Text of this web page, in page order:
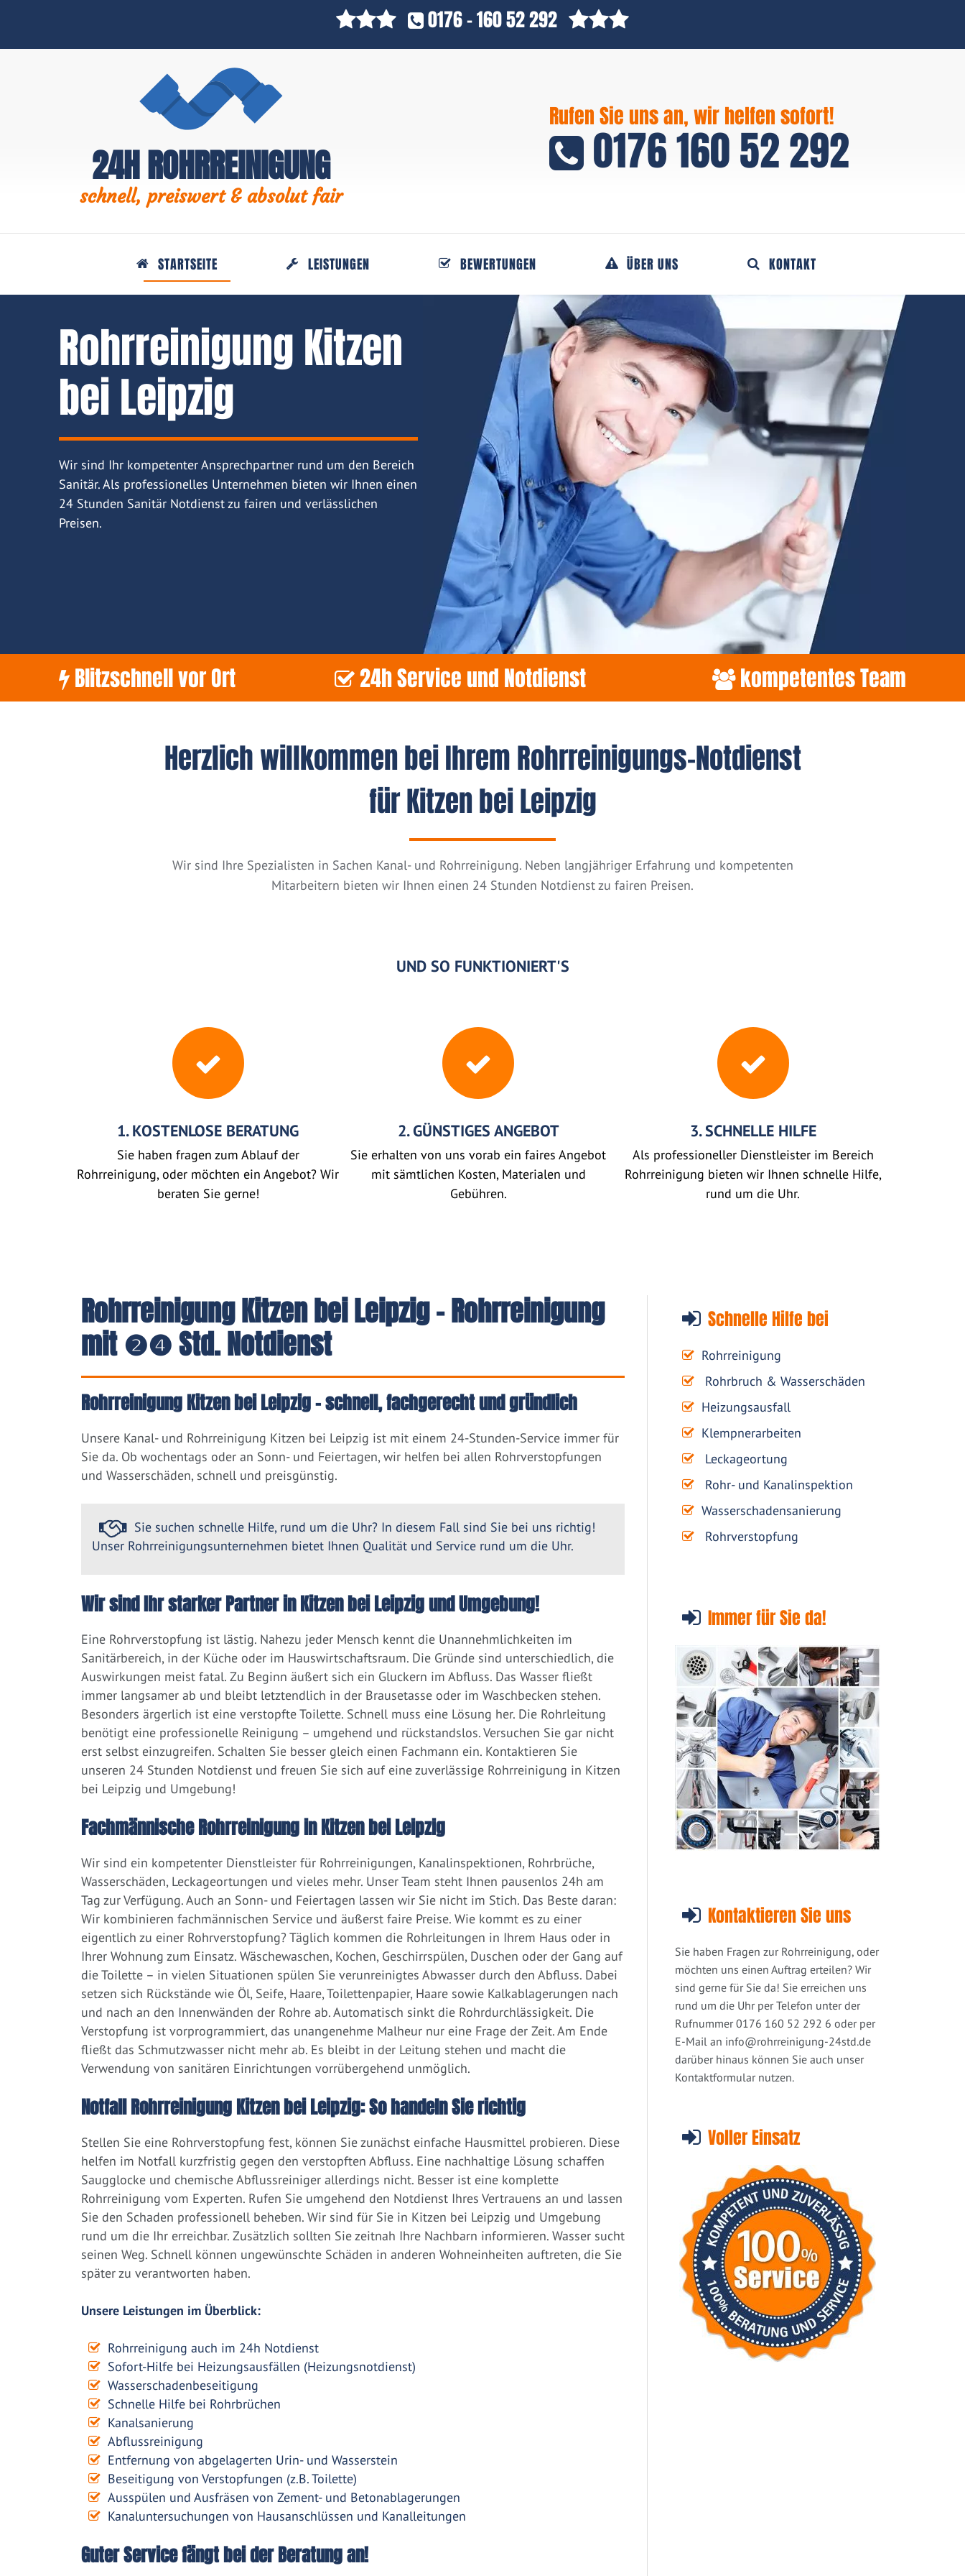
0176 - 160 52 292
Rufen Sie uns an, wir helfen sofort!
0176 160 52 292
24H ROHRREINIGUNG
schnell, preiswert & absolut fair
STARTSEITE LEISTUNGEN BEWERTUNGEN ÜBER UNS KONTAKT
Rohrreinigung Kitzen
bei Leipzig
Wir sind Ihr kompetenter Ansprechpartner rund um den Bereich
Sanitär. Als professionelles Unternehmen bieten wir Ihnen einen
24 Stunden Sanitär Notdienst zu fairen und verlässlichen
Preisen.
Blitzschnell vor Ort 24h Service und Notdienst kompetentes Team
Herzlich willkommen bei Ihrem Rohrreinigungs-Notdienst
für Kitzen bei Leipzig
Wir sind Ihre Spezialisten in Sachen Kanal- und Rohrreinigung. Neben langjähriger Erfahrung und kompetenten
Mitarbeitern bieten wir Ihnen einen 24 Stunden Notdienst zu fairen Preisen.
UND SO FUNKTIONIERT'S
1. KOSTENLOSE BERATUNG
Sie haben fragen zum Ablauf der
Rohrreinigung, oder möchten ein Angebot? Wir
beraten Sie gerne!
2. GÜNSTIGES ANGEBOT
Sie erhalten von uns vorab ein faires Angebot
mit sämtlichen Kosten, Materialen und
Gebühren.
3. SCHNELLE HILFE
Als professioneller Dienstleister im Bereich
Rohrreinigung bieten wir Ihnen schnelle Hilfe,
rund um die Uhr.
Schnelle Hilfe bei
Rohrreinigung
Rohrbruch & Wasserschäden
Heizungsausfall
Klempnerarbeiten
Leckageortung
Rohr- und Kanalinspektion
Wasserschadensanierung
Rohrverstopfung
Immer für Sie da!
Kontaktieren Sie uns
Sie haben Fragen zur Rohrreinigung, oder
möchten uns einen Auftrag erteilen? Wir
sind gerne für Sie da! Sie erreichen uns
rund um die Uhr per Telefon unter der
Rufnummer 0176 160 52 292 6 oder per
E-Mail an info@rohrreinigung-24std.de
darüber hinaus können Sie auch unser
Kontaktformular nutzen.
Rohrreinigung Kitzen bei Leipzig - Rohrreinigung
mit ❷❹ Std. Notdienst
Rohrreinigung Kitzen bei Leipzig – schnell, fachgerecht und gründlich
Unsere Kanal- und Rohrreinigung Kitzen bei Leipzig ist mit einem 24-Stunden-Service immer für
Sie da. Ob wochentags oder an Sonn- und Feiertagen, wir helfen bei allen Rohrverstopfungen
und Wasserschäden, schnell und preisgünstig.
Sie suchen schnelle Hilfe, rund um die Uhr? In diesem Fall sind Sie bei uns richtig!
Unser Rohrreinigungsunternehmen bietet Ihnen Qualität und Service rund um die Uhr.
Wir sind Ihr starker Partner in Kitzen bei Leipzig und Umgebung!
Eine Rohrverstopfung ist lästig. Nahezu jeder Mensch kennt die Unannehmlichkeiten im
Sanitärbereich, in der Küche oder im Hauswirtschaftsraum. Die Gründe sind unterschiedlich, die
Auswirkungen meist fatal. Zu Beginn äußert sich ein Gluckern im Abfluss. Das Wasser fließt
immer langsamer ab und bleibt letztendlich in der Brausetasse oder im Waschbecken stehen.
Besonders ärgerlich ist eine verstopfte Toilette. Schnell muss eine Lösung her. Die Rohrleitung
benötigt eine professionelle Reinigung – umgehend und rückstandslos. Versuchen Sie gar nicht
erst selbst einzugreifen. Schalten Sie besser gleich einen Fachmann ein. Kontaktieren Sie
unseren 24 Stunden Notdienst und freuen Sie sich auf eine zuverlässige Rohrreinigung in Kitzen
bei Leipzig und Umgebung!
Fachmännische Rohrreinigung in Kitzen bei Leipzig
Wir sind ein kompetenter Dienstleister für Rohrreinigungen, Kanalinspektionen, Rohrbrüche,
Wasserschäden, Leckageortungen und vieles mehr. Unser Team steht Ihnen pausenlos 24h am
Tag zur Verfügung. Auch an Sonn- und Feiertagen lassen wir Sie nicht im Stich. Das Beste daran:
Wir kombinieren fachmännischen Service und äußerst faire Preise. Wie kommt es zu einer
eigentlich zu einer Rohrverstopfung? Täglich kommen die Rohrleitungen in Ihrem Haus oder in
Ihrer Wohnung zum Einsatz. Wäschewaschen, Kochen, Geschirrspülen, Duschen oder der Gang auf
die Toilette – in vielen Situationen spülen Sie verunreinigtes Abwasser durch den Abfluss. Dabei
setzen sich Rückstände wie Öl, Seife, Haare, Toilettenpapier, Haare sowie Kalkablagerungen nach
und nach an den Innenwänden der Rohre ab. Automatisch sinkt die Rohrdurchlässigkeit. Die
Verstopfung ist vorprogrammiert, das unangenehme Malheur nur eine Frage der Zeit. Am Ende
fließt das Schmutzwasser nicht mehr ab. Es bleibt in der Leitung stehen und macht die
Verwendung von sanitären Einrichtungen vorrübergehend unmöglich.
Notfall Rohrreinigung Kitzen bei Leipzig: So handeln Sie richtig
Stellen Sie eine Rohrverstopfung fest, können Sie zunächst einfache Hausmittel probieren. Diese
helfen im Notfall kurzfristig gegen den verstopften Abfluss. Eine nachhaltige Lösung schaffen
Saugglocke und chemische Abflussreiniger allerdings nicht. Besser ist eine komplette
Rohrreinigung vom Experten. Rufen Sie umgehend den Notdienst Ihres Vertrauens an und lassen
Sie den Schaden professionell beheben. Wir sind für Sie in Kitzen bei Leipzig und Umgebung
rund um die Ihr erreichbar. Zusätzlich sollten Sie zeitnah Ihre Nachbarn informieren. Wasser sucht
seinen Weg. Schnell können ungewünschte Schäden in anderen Wohneinheiten auftreten, die Sie
später zu verantworten haben.
Unsere Leistungen im Überblick:
Rohrreinigung auch im 24h Notdienst
Sofort-Hilfe bei Heizungsausfällen (Heizungsnotdienst)
Wasserschadenbeseitigung
Schnelle Hilfe bei Rohrbrüchen
Kanalsanierung
Abflussreinigung
Entfernung von abgelagerten Urin- und Wasserstein
Beseitigung von Verstopfungen (z.B. Toilette)
Ausspülen und Ausfräsen von Zement- und Betonablagerungen
Kanaluntersuchungen von Hausanschlüssen und Kanalleitungen
Guter Service fängt bei der Beratung an!
Voller Einsatz